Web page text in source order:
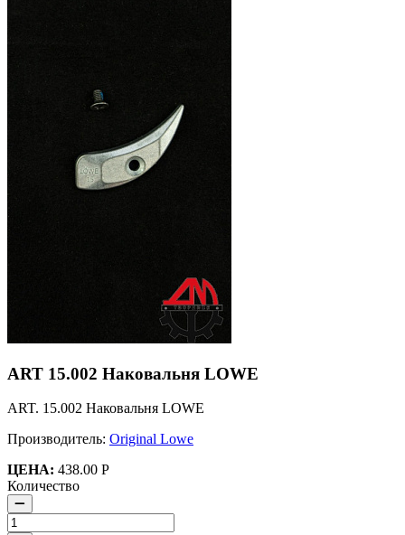
ART 15.002 Наковальня LOWE
ART. 15.002 Наковальня LOWE
Производитель: Original Lowe
ЦЕНА: 438.00 Р
Количество